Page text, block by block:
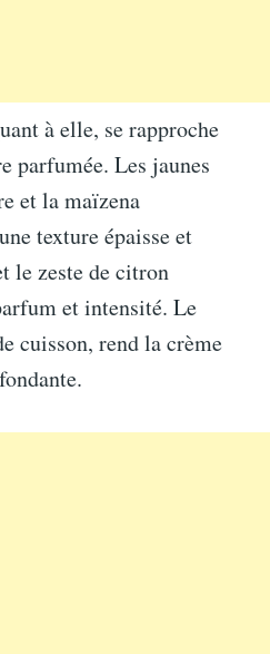
à elle, se rapproche
parfumée. Les jaunes
et la maïzena
texture épaisse et
le zeste de citron
et intensité. Le
cuisson, rend la crème